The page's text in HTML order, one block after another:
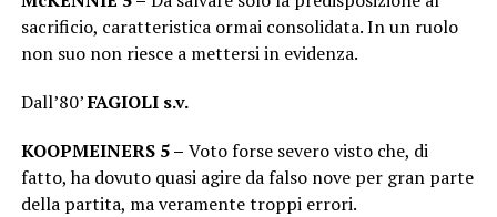
sacrificio, caratteristica ormai consolidata. In un ruolo
non suo non riesce a mettersi in evidenza.
Dall’80’FAGIOLI s.v.
KOOPMEINERS 5 – Voto forse severo visto che, di
fatto, ha dovuto quasi agire da falso nove per gran parte
della partita, ma veramente troppi errori.